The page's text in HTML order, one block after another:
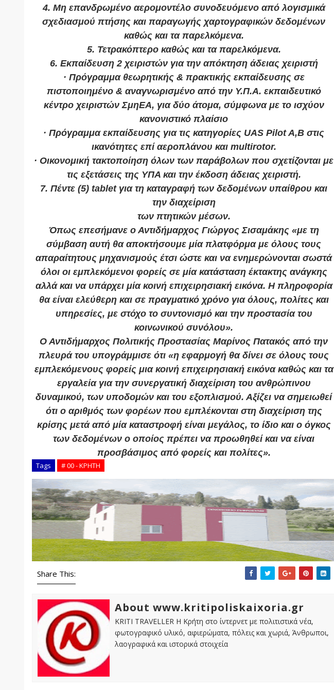
4. Μη επανδρωμένο αερομοντέλο συνοδευόμενο από λογισμικά
σχεδιασμού πτήσης και παραγωγής χαρτογραφικών δεδομένων
καθώς και τα παρελκόμενα.
5. Τετρακόπτερο καθώς και τα παρελκόμενα.
6. Εκπαίδευση 2 χειριστών για την απόκτηση άδειας χειριστή
· Πρόγραμμα θεωρητικής & πρακτικής εκπαίδευσης σε
πιστοποιημένο & αναγνωρισμένο από την Υ.Π.Α. εκπαιδευτικό
κέντρο χειριστών ΣμηΕΑ, για δύο άτομα, σύμφωνα με το ισχύον
κανονιστικό πλαίσιο
· Πρόγραμμα εκπαίδευσης για τις κατηγορίες UAS Pilot A,B στις
ικανότητες επί αεροπλάνου και multirotor.
· Οικονομική τακτοποίηση όλων των παράβολων που σχετίζονται με
τις εξετάσεις της ΥΠΑ και την έκδοση άδειας χειριστή.
7. Πέντε (5) tablet για τη καταγραφή των δεδομένων υπαίθρου και
την διαχείριση
των πτητικών μέσων.
Όπως επεσήμανε ο Αντιδήμαρχος Γιώργος Σισαμάκης «με τη
σύμβαση αυτή θα αποκτήσουμε μία πλατφόρμα με όλους τους
απαραίτητους μηχανισμούς έτσι ώστε και να ενημερώνονται σωστά
όλοι οι εμπλεκόμενοι φορείς σε μία κατάσταση έκτακτης ανάγκης
αλλά και να υπάρχει μία κοινή επιχειρησιακή εικόνα. Η πληροφορία
θα είναι ελεύθερη και σε πραγματικό χρόνο για όλους, πολίτες και
υπηρεσίες, με στόχο το συντονισμό και την προστασία του
κοινωνικού συνόλου».
Ο Αντιδήμαρχος Πολιτικής Προστασίας Μαρίνος Πατακός από την
πλευρά του υπογράμμισε ότι «η εφαρμογή θα δίνει σε όλους τους
εμπλεκόμενους φορείς μια κοινή επιχειρησιακή εικόνα καθώς και τα
εργαλεία για την συνεργατική διαχείριση του ανθρώπινου
δυναμικού, των υποδομών και του εξοπλισμού. Αξίζει να σημειωθεί
ότι ο αριθμός των φορέων που εμπλέκονται στη διαχείριση της
κρίσης μετά από μία καταστροφή είναι μεγάλος, το ίδιο και ο όγκος
των δεδομένων ο οποίος πρέπει να προωθηθεί και να είναι
προσβάσιμος από φορείς και πολίτες».
Tags # 00 - ΚΡΗΤΗ
Share This:
About www.kritipoliskaixoria.gr
KRITI TRAVELLER Η Κρήτη στο ίντερνετ με πολιτιστικά νέα,
φωτογραφικό υλικό, αφιερώματα, πόλεις και χωριά, Άνθρωποι,
λαογραφικά και ιστορικά στοιχεία